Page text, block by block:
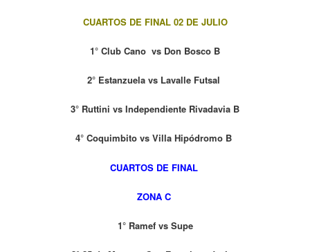
CUARTOS DE FINAL 02 DE JULIO
1° Club Cano vs Don Bosco B
2° Estanzuela vs Lavalle Futsal
3° Ruttini vs Independiente Rivadavia B
4° Coquimbito vs Villa Hipódromo B
CUARTOS DE FINAL
ZONA C
1° Ramef vs Supe